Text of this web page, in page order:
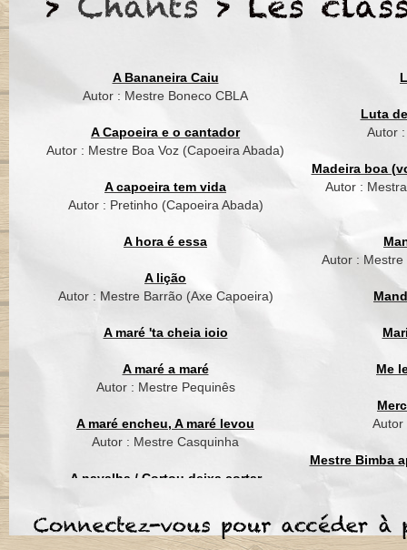
A Bananeira Caiu
Autor : Mestre Boneco CBLA
A Capoeira e o cantador
Autor : Mestre Boa Voz (Capoeira Abada)
A capoeira tem vida
Autor : Pretinho (Capoeira Abada)
A hora é essa
A lição
Autor : Mestre Barrão (Axe Capoeira)
A maré 'ta cheia ioio
A maré a maré
Autor : Mestre Pequinês
A maré encheu, A maré levou
Autor : Mestre Casquinha
A navalha / Cortou deixa cortar
Luta
Autor
Madeira boa
Autor :
Autor :
Me
Autor
Mestre Bimba
Meu
Eu vou esperar a lua
Eu quero entrar na
Eu vou tirar
pro meu berimbau
Madeira boa é como
E da madeira eu
Lua clareia para eu
O Guatambu eu
Se Mestre Bimba
Pra me ensinar
Coro